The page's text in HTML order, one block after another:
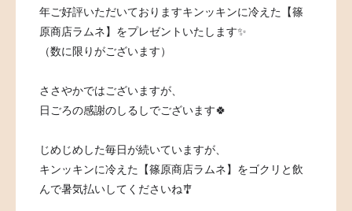
年ご好評いただいておりますキンッキンに冷えた【篠
原商店ラムネ】をプレゼントいたします✨
（数に限りがございます）
ささやかではございますが、
日ごろの感謝のしるしでございます🍀
じめじめした毎日が続いていますが、
キンッキンに冷えた【篠原商店ラムネ】をゴクリと飲
んで暑気払いしてくださいね🎐